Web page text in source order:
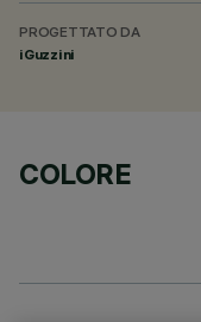
PROGETTATO DA
iGuzzini
COLORE